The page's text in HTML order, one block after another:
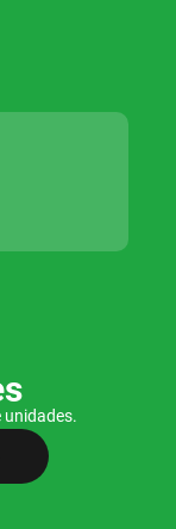
unidades.